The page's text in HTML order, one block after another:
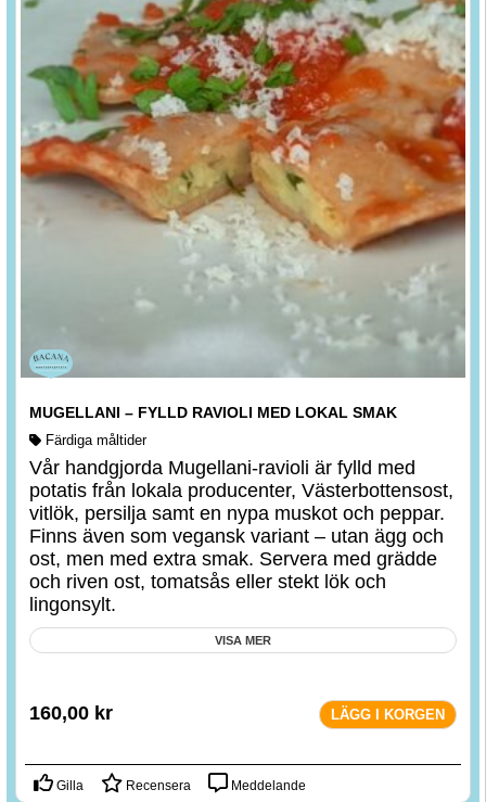
MUGELLANI – FYLLD RAVIOLI MED LOKAL SMAK
Färdiga måltider
Vår handgjorda Mugellani-ravioli är fylld med
potatis från lokala producenter, Västerbottensost,
vitlök, persilja samt en nypa muskot och peppar.
Finns även som vegansk variant – utan ägg och
ost, men med extra smak. Servera med grädde
och riven ost, tomatsås eller stekt lök och
lingonsylt.
VISA MER
160,00 kr LÄGG I KORGEN
Gilla Recensera Meddelande